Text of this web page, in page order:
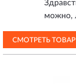
можно,
СМОТРЕТЬ ТОВАР